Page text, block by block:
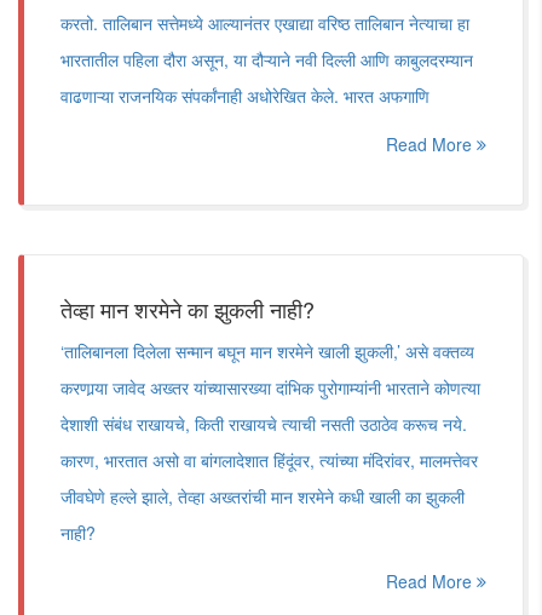
करतो. तालिबान सत्तेमध्ये आल्यानंतर एखाद्या वरिष्ठ तालिबान नेत्याचा हा
भारतातील पहिला दौरा असून, या दौऱ्याने नवी दिल्ली आणि काबुलदरम्यान
वाढणाऱ्या राजनयिक संपर्कांनाही अधोरेखित केले. भारत अफगाणि
Read More
तेव्हा मान शरमेने का झुकली नाही?
‘तालिबानला दिलेला सन्मान बघून मान शरमेने खाली झुकली,’ असे वक्तव्य
करणार्‍या जावेद अख्तर यांच्यासारख्या दांभिक पुरोगाम्यांनी भारताने कोणत्या
देशाशी संबंध राखायचे, किती राखायचे त्याची नसती उठाठेव करूच नये.
कारण, भारतात असो वा बांगलादेशात हिंदूंवर, त्यांच्या मंदिरांवर, मालमत्तेवर
जीवघेणे हल्ले झाले, तेव्हा अख्तरांची मान शरमेने कधी खाली का झुकली
नाही?
Read More